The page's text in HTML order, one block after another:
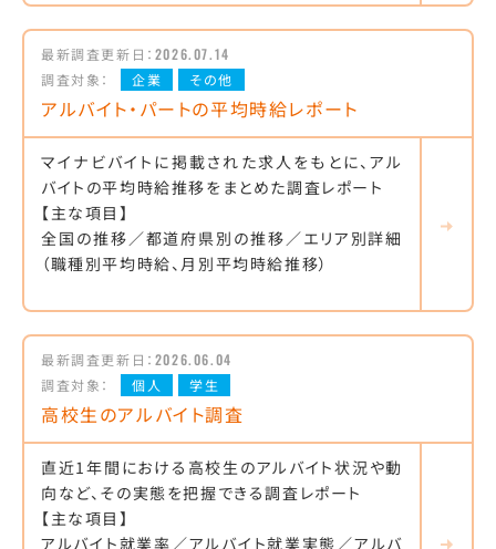
最新調査更新日： 2026.07.14
調査対象：
企業 その他
アルバイト・パートの平均時給レポート
マイナビバイトに掲載された求人をもとに、アル
バイトの平均時給推移をまとめた調査レポート
【主な項目】
全国の推移／都道府県別の推移／エリア別詳細
（職種別平均時給、月別平均時給推移）
最新調査更新日： 2026.06.04
調査対象：
個人 学生
高校生のアルバイト調査
直近1年間における高校生のアルバイト状況や動
向など、その実態を把握できる調査レポート
【主な項目】
アルバイト就業率／アルバイト就業実態／アルバ